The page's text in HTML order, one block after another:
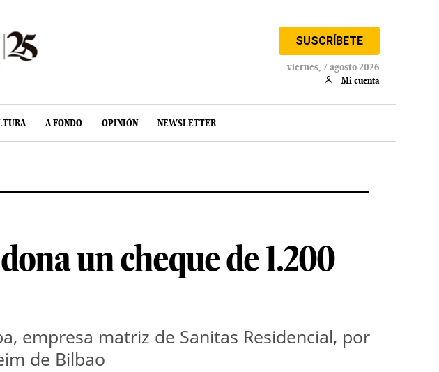
SUSCRÍBETE
viernes, 7 agosto 2026
Mi cuenta
A FONDO OPINIÓN NEWSLETTER
un cheque de 1.200
empresa matriz de Sanitas Residencial, por
de Bilbao